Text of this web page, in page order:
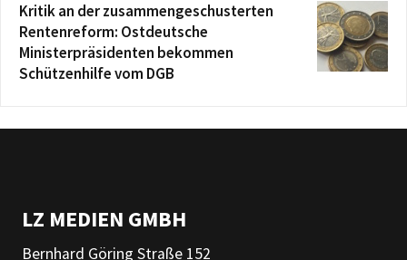
Kritik an der zusammengeschusterten
Rentenreform: Ostdeutsche
Ministerpräsidenten bekommen
Schützenhilfe vom DGB
LZ MEDIEN GMBH
Bernhard Göring Straße 152